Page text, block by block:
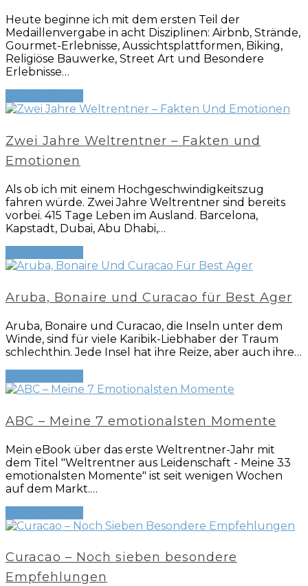
Heute beginne ich mit dem ersten Teil der
Medaillenvergabe in acht Disziplinen: Airbnb, Strände,
Gourmet-Erlebnisse, Aussichtsplattformen, Biking,
Religiöse Bauwerke, Street Art und Besondere
Erlebnisse…
Zwei Jahre Weltrentner – Fakten und
Emotionen
Als ob ich mit einem Hochgeschwindigkeitszug
fahren würde. Zwei Jahre Weltrentner sind bereits
vorbei. 415 Tage Leben im Ausland. Barcelona,
Kapstadt, Dubai, Abu Dhabi,…
Aruba, Bonaire und Curacao für Best Ager
Aruba, Bonaire und Curacao, die Inseln unter dem
Winde, sind für viele Karibik-Liebhaber der Traum
schlechthin. Jede Insel hat ihre Reize, aber auch ihre…
ABC – Meine 7 emotionalsten Momente
Mein eBook über das erste Weltrentner-Jahr mit
dem Titel "Weltrentner aus Leidenschaft - Meine 33
emotionalsten Momente" ist seit wenigen Wochen
auf dem Markt.…
Curacao – Noch sieben besondere
Empfehlungen